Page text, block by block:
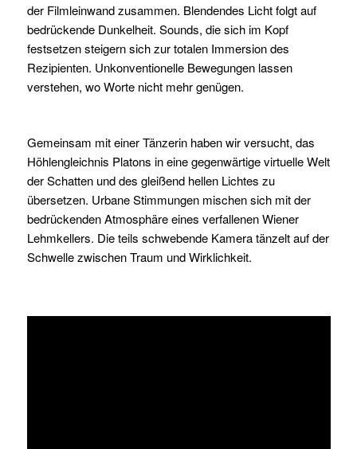
der Filmleinwand zusammen. Blendendes Licht folgt auf
bedrückende Dunkelheit. Sounds, die sich im Kopf
festsetzen steigern sich zur totalen Immersion des
Rezipienten. Unkonventionelle Bewegungen lassen
verstehen, wo Worte nicht mehr genügen.
Gemeinsam mit einer Tänzerin haben wir versucht, das
Höhlengleichnis Platons in eine gegenwärtige virtuelle Welt
der Schatten und des gleißend hellen Lichtes zu
übersetzen. Urbane Stimmungen mischen sich mit der
bedrückenden Atmosphäre eines verfallenen Wiener
Lehmkellers. Die teils schwebende Kamera tänzelt auf der
Schwelle zwischen Traum und Wirklichkeit.